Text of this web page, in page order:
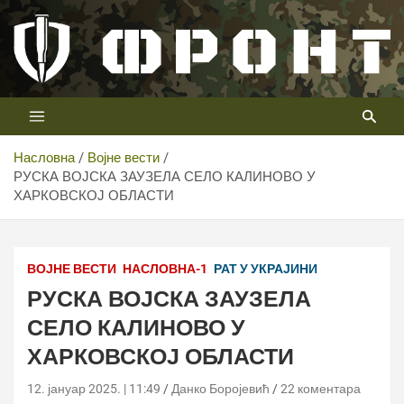
Скип
цонтент
Телевизија ФРОНТ
Први војни канал у Србији
Насловна
Војне вести
РУСКА ВОЈСКА ЗАУЗЕЛА СЕЛО КАЛИНОВО У
ХАРКОВСКОЈ ОБЛАСТИ
ВОЈНЕ ВЕСТИ НАСЛОВНА-1 РАТ У УКРАЈИНИ
РУСКА ВОЈСКА ЗАУЗЕЛА
СЕЛО КАЛИНОВО У
ХАРКОВСКОЈ ОБЛАСТИ
12. јануар 2025. | 11:49 Данко Боројевић 22 коментара